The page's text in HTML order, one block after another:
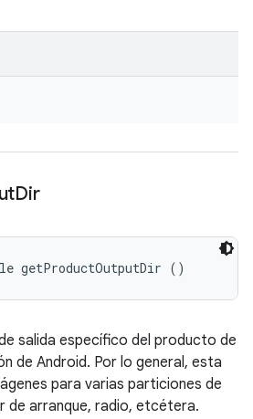
Dir
getProductOutputDir ()
salida específico del producto de
de Android. Por lo general, esta
para varias particiones de
de arranque, radio, etcétera.